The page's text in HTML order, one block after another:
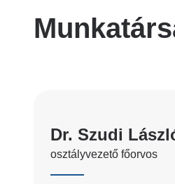
Dr. Szudi
osztályvezető főorvos